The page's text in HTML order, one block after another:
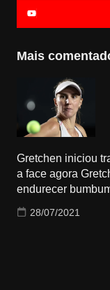
Mais
Gretchen iniciou
a face agora
endurecer
28/07/2021